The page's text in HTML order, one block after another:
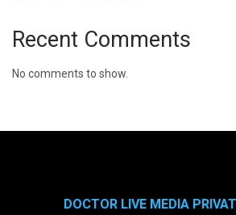
Recent Comments
No comments to show.
DOCTOR LIVE MEDIA